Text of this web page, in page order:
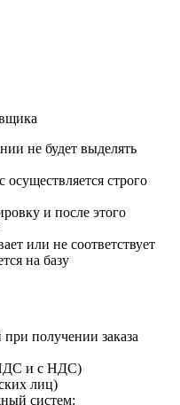
не будет выделять
строго
и после этого
или не соответствует
на базу
пoлучeнии зaкaзa
и с НДС)
лиц)
систем: